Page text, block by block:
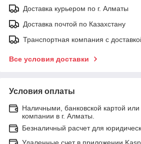
Доставка курьером по г. Алматы
Доставка почтой по Казахстану
Транспортная компания с
Все условия доставки
Условия оплаты
Наличными, банковской картой
компании в г. Алматы.
Безналичный расчет для
Удаленные счет в приложении